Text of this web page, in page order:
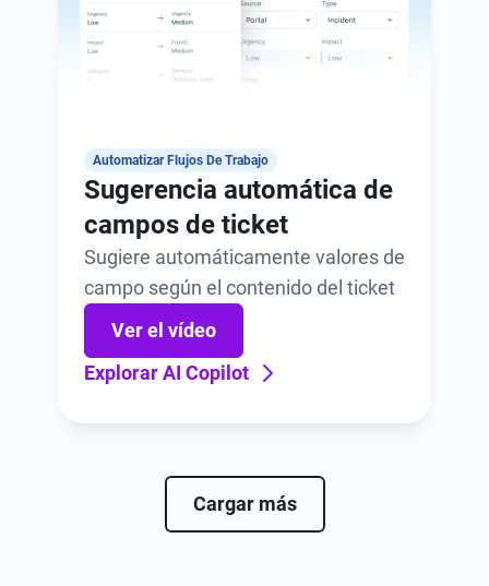
Automatizar Flujos De Trabajo
Sugerencia automática de
campos de ticket
Sugiere automáticamente valores de
campo según el contenido del ticket
Ver el vídeo
Explorar AI Copilot
Cargar más